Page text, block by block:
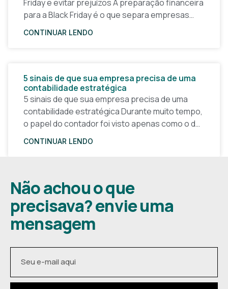
Friday e evitar prejuízos A preparação financeira
para a Black Friday é o que separa empresas
que lucram de negócios que apenas
CONTINUAR LENDO
5 sinais de que sua empresa precisa de uma
contabilidade estratégica
5 sinais de que sua empresa precisa de uma
contabilidade estratégica Durante muito tempo,
o papel do contador foi visto apenas como o de
quem “faz imposto” ou “entrega obrigações
CONTINUAR LENDO
Não achou o que
precisava? envie uma
mensagem